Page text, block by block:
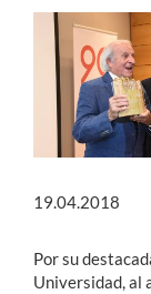
Académicos
Funcionarios
Alumni
English
19.04.2018
Por su
Universidad, al